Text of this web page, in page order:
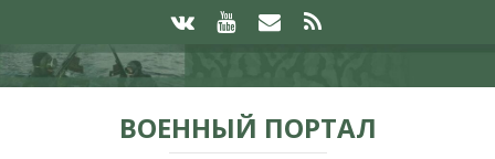
ВОЕННЫЙ ПОРТАЛ